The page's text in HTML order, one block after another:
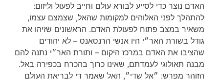
האדם נוצר כדי לסייע לבורא עולם וחייב לפעול וליזום:
להתהלך לפני האלוהים למקומות שהאל, שצמצם עצמו,
משאיר במצב פתוח לפעולת האדם. הראשונים שזיהו את
גודל בשורת האר״י היו אנשי הרנסאנס – לא יהודים
שהציבו את האדם במרכז היקום – ותורת האר״י נתנה להם
מבנה תאולוגי לעמדתם, שאינו כרוך בהכרח בכפירה באל.
הזוהר מפרש: ״אל שדי״, האל שאמר די לבריאת העולם